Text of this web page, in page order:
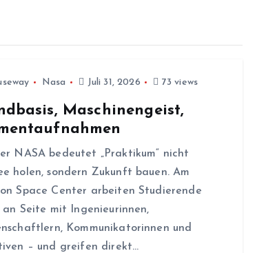
Nasa Juli 31, 2026 73 views
Maschinengeist,
NASA bedeutet „Praktikum“ nicht
holen, sondern Zukunft bauen. Am
Space Center arbeiten Studierende
an Seite mit Ingenieurinnen,
Kommunikatorinnen und
– und greifen direkt…